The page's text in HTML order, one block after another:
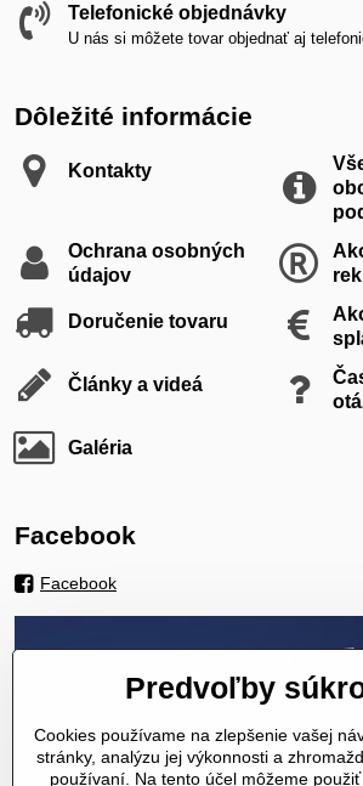
Telefonické objednávky
U nás si môžete tovar objednať aj
Dôležité informácie
Kontakty
Ochrana osobných
údajov
Doručenie tovaru
Články a videá
Galéria
Facebook
Facebook
Predvoľby
Cookies používame na zlepšenie vašej
stránky, analýzu jej výkonnosti a
používaní. Na tento účel môžeme